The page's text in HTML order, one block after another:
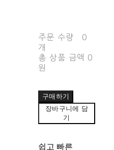
주문 수량
0
개
총 상품 금액 0
원
구매하기
장바구니에 담
기
쉽고 빠른